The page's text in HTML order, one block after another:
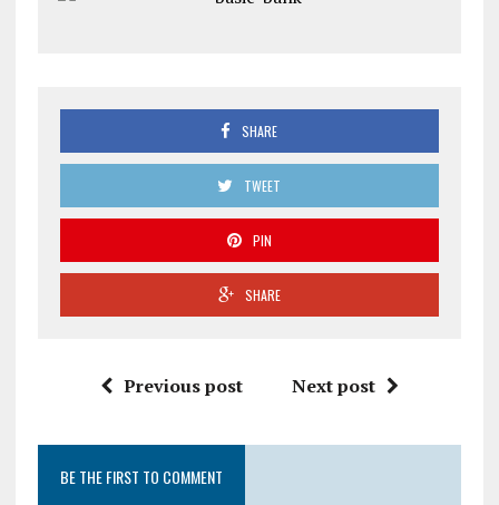
SHARE
TWEET
PIN
SHARE
Previous post Next post
BE THE FIRST TO COMMENT